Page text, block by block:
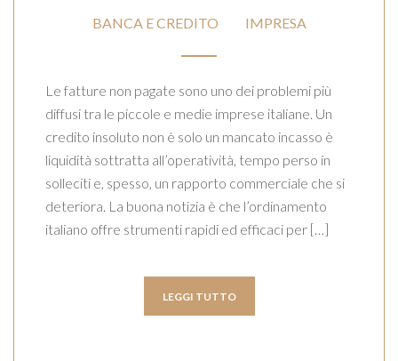
BANCA E CREDITO IMPRESA
Le fatture non pagate sono uno dei problemi più
diffusi tra le piccole e medie imprese italiane. Un
credito insoluto non è solo un mancato incasso è
liquidità sottratta all’operatività, tempo perso in
solleciti e, spesso, un rapporto commerciale che si
deteriora. La buona notizia è che l’ordinamento
italiano offre strumenti rapidi ed efficaci per […]
LEGGI TUTTO